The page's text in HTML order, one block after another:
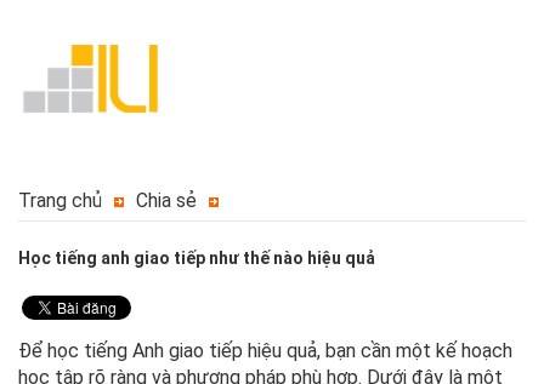
Trang chủ Chia sẻ
Học tiếng anh giao tiếp như thế nào hiệu quả
Để học tiếng Anh giao tiếp hiệu quả, bạn cần một kế hoạch
học tập rõ ràng và phương pháp phù hợp. Dưới đây là một